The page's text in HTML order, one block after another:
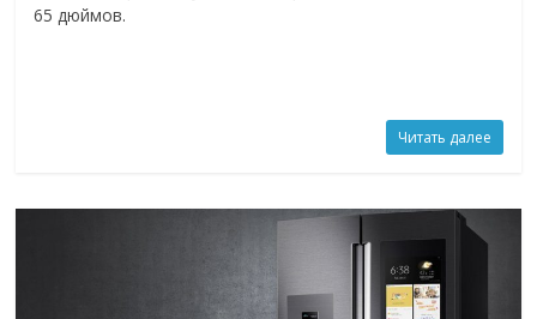
65 дюймов.
Читать далее